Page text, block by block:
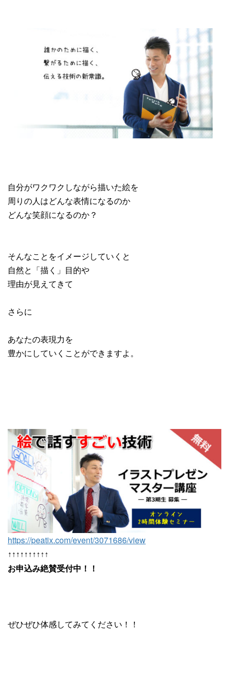
自分がワクワクしながら描いた絵を
周りの人はどんな表情になるのか
どんな笑顔になるのか？
そんなことをイメージしていくと
自然と「描く」目的や
理由が見えてきて
さらに
あなたの表現力を
豊かにしていくことができますよ。
https://peatix.com/event/3071686/view
↑↑↑↑↑↑↑↑↑↑
お申込み絶賛受付中！！
ぜひぜひ体感してみてください！！